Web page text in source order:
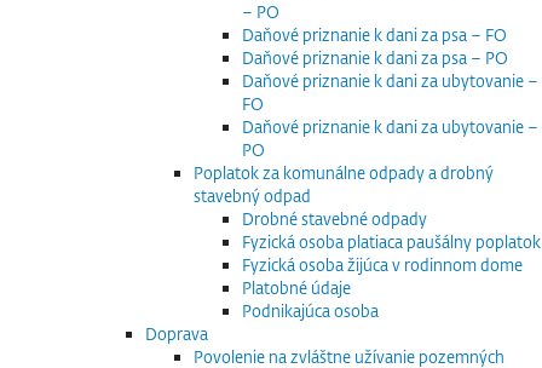
– PO
Daňové priznanie k dani za psa – FO
Daňové priznanie k dani za psa – PO
Daňové priznanie k dani za ubytovanie –
FO
Daňové priznanie k dani za ubytovanie –
PO
Poplatok za komunálne odpady a drobný
stavebný odpad
Drobné stavebné odpady
Fyzická osoba platiaca paušálny poplatok
Fyzická osoba žijúca v rodinnom dome
Platobné údaje
Podnikajúca osoba
Doprava
Povolenie na zvláštne užívanie pozemných